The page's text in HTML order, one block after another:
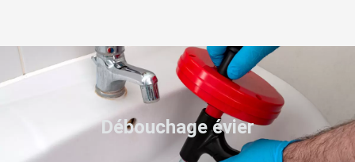
Débouchage évier